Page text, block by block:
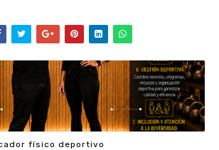
físico deportivo